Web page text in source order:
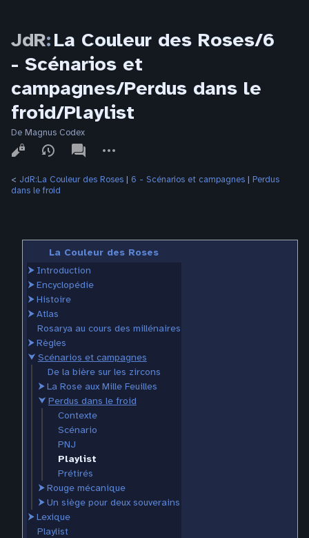
JdR:La Couleur des Roses/6
- Scénarios et
campagnes/Perdus dans le
froid/Playlist
De Magnus Codex
Affichages
associated-
pages
actions
< JdR:La Couleur des Roses ‎ | 6 - Scénarios et campagnes ‎ | Perdus
dans le froid
La Couleur des Roses
⮞ Introduction
⮞Encyclopédie
⮞Histoire
⮞Atlas
Rosarya au cours des millénaires
⮞Règles
⮟ Scénarios et campagnes
De la bière sur les zircons
⮞La Rose aux Mille Feuilles
⮟ Perdus dans le froid
Contexte
Scénario
PNJ
Playlist
Prétirés
⮞Rouge mécanique
⮞Un siège pour deux souverains
⮞Lexique
Playlist